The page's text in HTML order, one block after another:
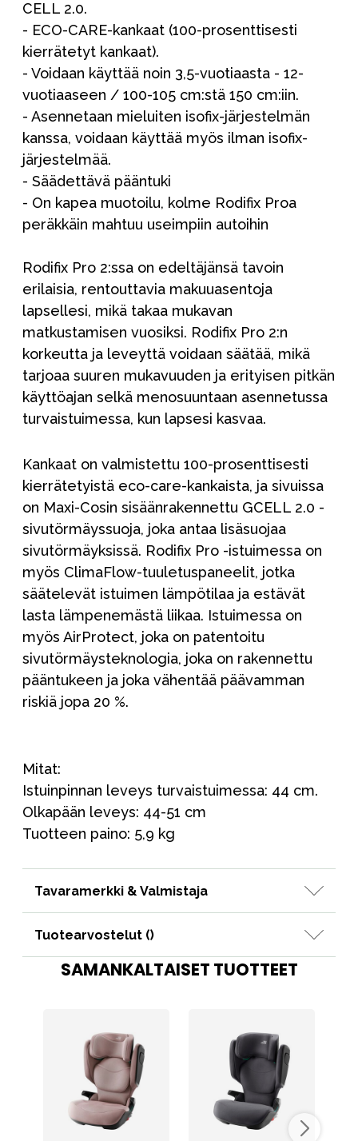
CELL 2.0.
- ECO-CARE-kankaat (100-prosenttisesti
kierrätetyt kankaat).
- Voidaan käyttää noin 3,5-vuotiaasta - 12-
vuotiaaseen / 100-105 cm:stä 150 cm:iin.
- Asennetaan mieluiten isofix-järjestelmän
kanssa, voidaan käyttää myös ilman isofix-
järjestelmää.
- Säädettävä pääntuki
- On kapea muotoilu, kolme Rodifix Proa
peräkkäin mahtuu useimpiin autoihin
Rodifix Pro 2:ssa on edeltäjänsä tavoin
erilaisia, rentouttavia makuuasentoja
lapsellesi, mikä takaa mukavan
matkustamisen vuosiksi. Rodifix Pro 2:n
korkeutta ja leveyttä voidaan säätää, mikä
tarjoaa suuren mukavuuden ja erityisen pitkän
käyttöajan selkä menosuuntaan asennetussa
turvaistuimessa, kun lapsesi kasvaa.
Kankaat on valmistettu 100-prosenttisesti
kierrätetyistä eco-care-kankaista, ja sivuissa
on Maxi-Cosin sisäänrakennettu GCELL 2.0 -
sivutörmäyssuoja, joka antaa lisäsuojaa
sivutörmäyksissä. Rodifix Pro -istuimessa on
myös ClimaFlow-tuuletuspaneelit, jotka
säätelevät istuimen lämpötilaa ja estävät
lasta lämpenemästä liikaa. Istuimessa on
myös AirProtect, joka on patentoitu
sivutörmäysteknologia, joka on rakennettu
pääntukeen ja joka vähentää päävamman
riskiä jopa 20 %.
Mitat:
Istuinpinnan leveys turvaistuimessa: 44 cm.
Olkapään leveys: 44-51 cm
Tuotteen paino: 5,9 kg
Tavaramerkki & Valmistaja
Tuotearvostelut ()
SAMANKALTAISET TUOTTEET